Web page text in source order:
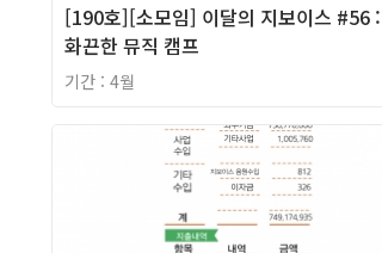
[190호][소모임] 이달의 지보이스 #56 :
화끈한 뮤직 캠프
기간 : 4월